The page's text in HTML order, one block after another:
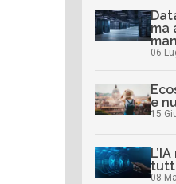
ma
06
e
15
08